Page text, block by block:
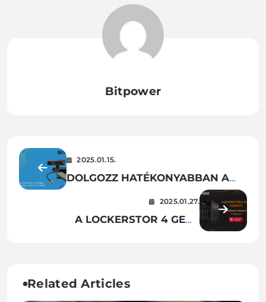
Bitpower
2025.01.15.
DOLGOZZ HATÉKONYABBAN A
DOKKOLÓJÁVAL ÉS FACE-ID
WEBKAMERÁJÁVAL!
2025.01.27.
A LOCKERSTOR 4 GEN3
Related Articles